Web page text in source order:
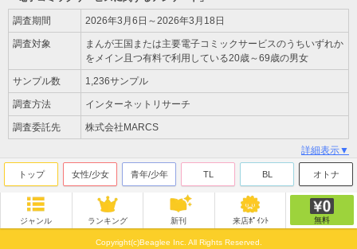
調査期間 2026年3月6日～2026年3月18日
調査対象
まんが王国または主要電子コミックサービスのうちいずれか
をメイン且つ有料で利用している20歳～69歳の男女
サンプル数 1,236サンプル
調査方法 インターネットリサーチ
調査委託先 株式会社MARCS
詳細表示▼
トップ 女性/少女 青年/少年 TL BL オトナ
ジャンル ランキング 新刊 来店ﾎﾟｲﾝﾄ 無料
Copyright(c)Beaglee Inc. All Rights Reserved.